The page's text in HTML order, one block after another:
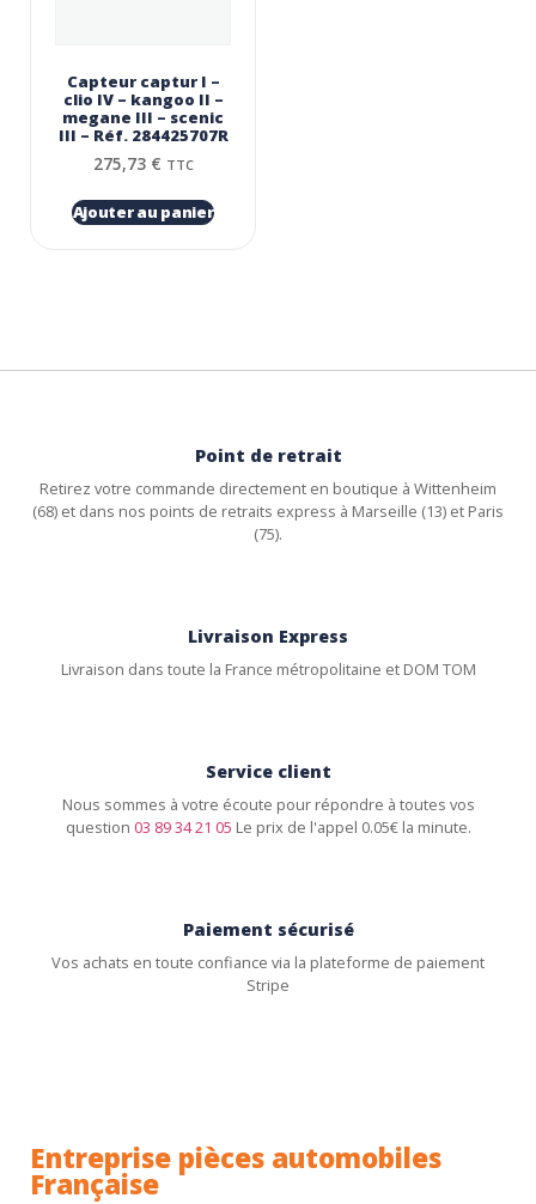
Capteur captur I –
clio IV – kangoo II –
megane III – scenic
III – Réf. 284425707R
275,73 € TTC
Ajouter au panier
Point de retrait
Retirez votre commande directement en boutique à Wittenheim
(68) et dans nos points de retraits express à Marseille (13) et Paris
(75).
Livraison Express
Livraison dans toute la France métropolitaine et DOM TOM
Service client
Nous sommes à votre écoute pour répondre à toutes vos
question 03 89 34 21 05 Le prix de l'appel 0.05€ la minute.
Paiement sécurisé
Vos achats en toute confiance via la plateforme de paiement
Stripe
Entreprise pièces automobiles
Française